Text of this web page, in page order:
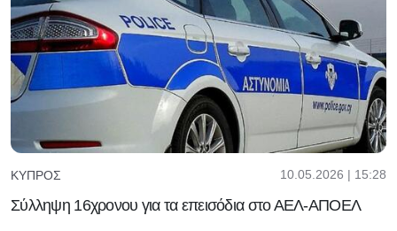
ΚΎΠΡΟΣ 10.05.2026 | 15:28
Σύλληψη 16χρονου για τα επεισόδια στο ΑΕΛ-ΑΠΟΕΛ